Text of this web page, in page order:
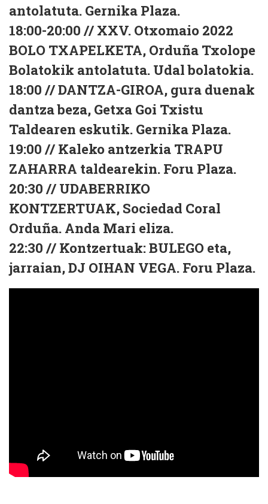
antolatuta. Gernika Plaza.
18:00-20:00 // XXV. Otxomaio 2022
BOLO TXAPELKETA, Orduña Txolope
Bolatokik antolatuta. Udal bolatokia.
18:00 // DANTZA-GIROA, gura duenak
dantza beza, Getxa Goi Txistu
Taldearen eskutik. Gernika Plaza.
19:00 // Kaleko antzerkia TRAPU
ZAHARRA taldearekin. Foru Plaza.
20:30 // UDABERRIKO
KONTZERTUAK, Sociedad Coral
Orduña. Anda Mari eliza.
22:30 // Kontzertuak: BULEGO eta,
jarraian, DJ OIHAN VEGA. Foru Plaza.